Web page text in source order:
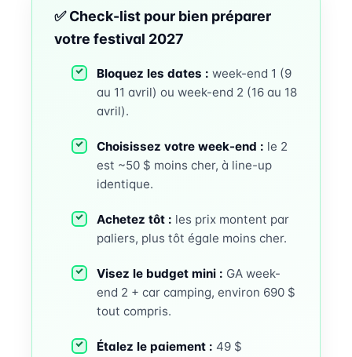
✅ Check-list pour bien préparer
votre festival 2027
Bloquez les dates : week-end 1 (9
au 11 avril) ou week-end 2 (16 au 18
avril).
Choisissez votre week-end : le 2
est ~50 $ moins cher, à line-up
identique.
Achetez tôt : les prix montent par
paliers, plus tôt égale moins cher.
Visez le budget mini : GA week-
end 2 + car camping, environ 690 $
tout compris.
Étalez le paiement : 49 $